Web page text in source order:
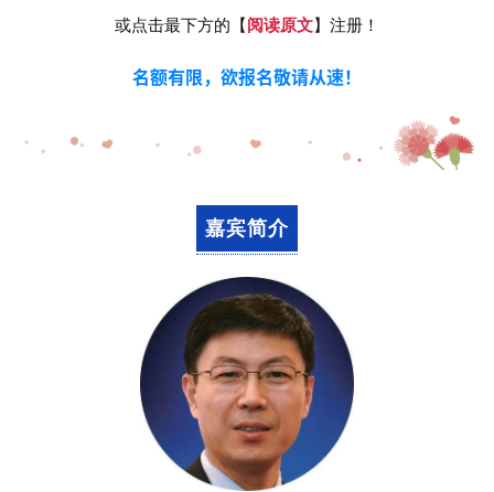
或点击最下方的【阅读原文】注册！
名额有限，欲报名敬请从速！
嘉宾简介